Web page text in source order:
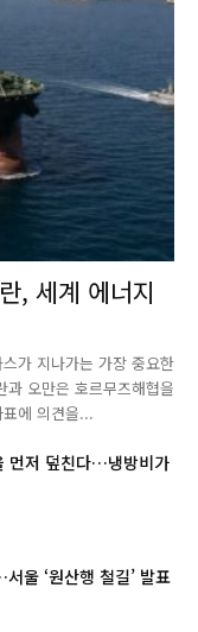
, 세계 에너지
가 지나가는 가장 중요한
과 오만은 호르무즈해협을
에 의견을...
먼저 덮친다…냉방비가
울 ‘원산행 철길’ 발표